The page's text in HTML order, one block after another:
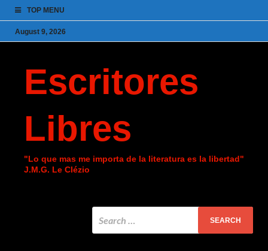
TOP MENU
August 9, 2026
Escritores
Libres
"Lo que mas me importa de la literatura es la libertad"
J.M.G. Le Clézio